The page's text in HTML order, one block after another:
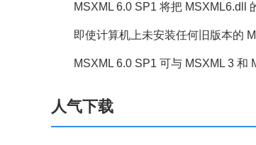
MSXML 6.0 SP1 将把 MSXML6.dll
即使计算机上未安装任何旧版本的
MSXML 6.0 SP1 可与 MSXML 3 和
人气下载